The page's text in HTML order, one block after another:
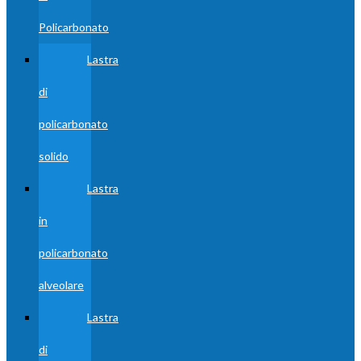
Policarbonato
Lastra
di
policarbonato
solido
Lastra
in
policarbonato
alveolare
Lastra
di